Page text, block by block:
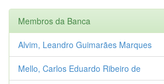
Membros da Banca
Alvim, Leandro Guimarães Marques
Mello, Carlos Eduardo Ribeiro de